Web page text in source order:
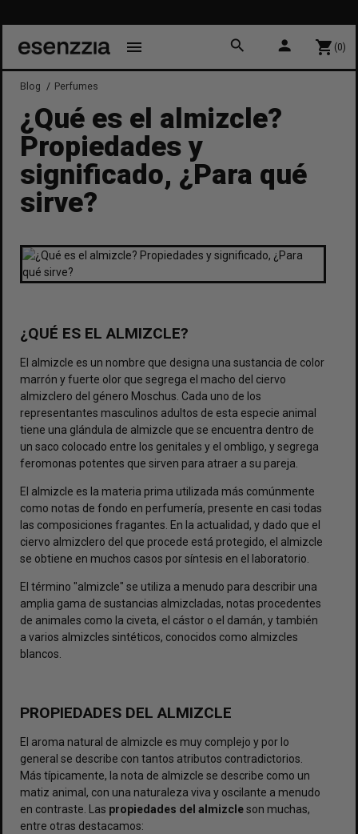
menu search person shopping_cart (0)
Blog Perfumes
¿Qué es el almizcle?
Propiedades y
significado, ¿Para qué
sirve?
¿QUÉ ES EL ALMIZCLE?
El almizcle es un nombre que designa una sustancia de color
marrón y fuerte olor que segrega el macho del ciervo
almizclero del género Moschus. Cada uno de los
representantes masculinos adultos de esta especie animal
tiene una glándula de almizcle que se encuentra dentro de
un saco colocado entre los genitales y el ombligo, y segrega
feromonas potentes que sirven para atraer a su pareja.
El almizcle es la materia prima utilizada más comúnmente
como notas de fondo en perfumería, presente en casi todas
las composiciones fragantes. En la actualidad, y dado que el
ciervo almizclero del que procede está protegido, el almizcle
se obtiene en muchos casos por síntesis en el laboratorio.
El término "almizcle" se utiliza a menudo para describir una
amplia gama de sustancias almizcladas, notas procedentes
de animales como la civeta, el cástor o el damán, y también
a varios almizcles sintéticos, conocidos como almizcles
blancos.
PROPIEDADES DEL ALMIZCLE
El aroma natural de almizcle es muy complejo y por lo
general se describe con tantos atributos contradictorios.
Más típicamente, la nota de almizcle se describe como un
matiz animal, con una naturaleza viva y oscilante a menudo
en contraste. Las propiedades del almizcleson muchas,
entre otras destacamos: